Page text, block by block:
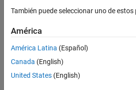
También puede seleccionar uno de
América
América Latina (Español)
Canada (English)
United States (English)